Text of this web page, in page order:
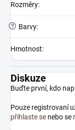
Rozměry:
? Barvy:
Hmotnost:
Diskuze
Buďte první, kdo
Pouze registrovaní
přihlaste se nebo se